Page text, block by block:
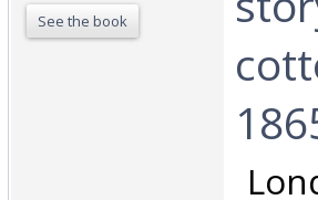
See the book